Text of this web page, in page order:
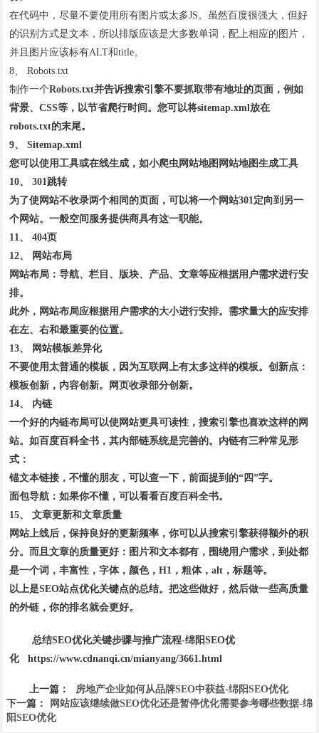
在代码中，尽量不要使用所有图片或太多JS。虽然百度很强大，但好
的识别方式是文本，所以排版应该是大多数单词，配上相应的图片，
并且图片应该标有ALT和title。
8、 Robots.txt
制作一个Robots.txt并告诉搜索引擎不要抓取带有地址的页面，例如
背景、CSS等，以节省爬行时间。您可以将sitemap.xml放在
robots.txt的末尾。
9、 Sitemap.xml
您可以使用工具或在线生成，如小爬虫网站地图网站地图生成工具
10、 301跳转
为了使网站不收录两个相同的页面，可以将一个网站301定向到另一
个网站。一般空间服务提供商具有这一职能。
11、 404页
12、 网站布局
网站布局：导航、栏目、版块、产品、文章等应根据用户需求进行安
排。
此外，网站布局应根据用户需求的大小进行安排。需求量大的应安排
在左、右和最重要的位置。
13、 网站模板差异化
不要使用太普通的模板，因为互联网上有太多这样的模板。创新点：
模板创新，内容创新。网页收录部分创新。
14、 内链
一个好的内链布局可以使网站更具可读性，搜索引擎也喜欢这样的网
站。如百度百科全书，其内部链系统是完善的。内链有三种常见形
式：
锚文本链接，不懂的朋友，可以查一下，前面提到的“四”字。
面包导航：如果你不懂，可以看看百度百科全书。
15、 文章更新和文章质量
网站上线后，保持良好的更新频率，你可以从搜索引擎获得额外的积
分。而且文章的质量更好：图片和文本都有，围绕用户需求，到处都
是一个词，丰富性，字体，颜色，H1，粗体，alt，标题等。
以上是SEO站点优化关键点的总结。把这些做好，然后做一些高质量
的外链，你的排名就会更好。
总结SEO优化关键步骤与推广流程-绵阳SEO优
化 https://www.cdnanqi.cn/mianyang/3661.html
上一篇：
房地产企业如何从品牌SEO中获益-绵阳SEO优化
下一篇：
网站应该继续做SEO优化还是暂停优化需要参考哪些数据-绵
阳SEO优化